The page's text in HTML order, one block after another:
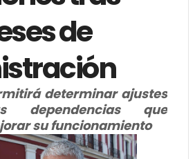
de
determinar ajustes
dependencias que
su funcionamiento